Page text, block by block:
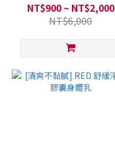
NT$900 ~ NT$2,000
NT$6,000